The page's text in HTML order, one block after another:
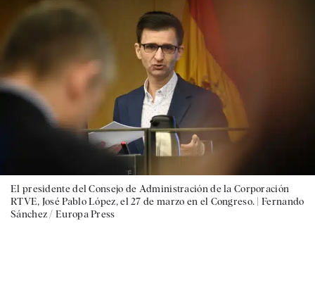
El presidente del Consejo de Administración de la Corporación
RTVE, José Pablo López, el 27 de marzo en el Congreso. |Fernando
Sánchez / Europa Press